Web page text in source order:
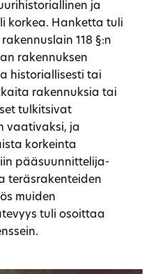
ja
korkea. Hanketta tuli
118 §:n
rakennuksen
historiallisesti tai
rakennuksia tai
tulkitsivat
vaativaksi, ja
korkeinta
pääsuunnittelija-
teräsrakenteiden
muiden
tuli osoittaa